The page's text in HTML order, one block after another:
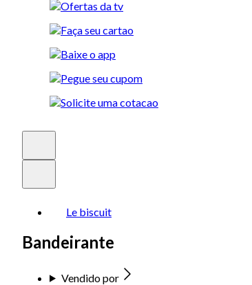
Le biscuit
Bandeirante
Vendido por